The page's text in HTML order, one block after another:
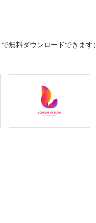
で無料ダウンロードできます）